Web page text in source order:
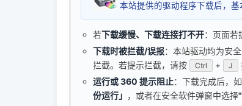
本站提供的驱动程序下载后，
若下载缓慢、下载连接打不开：页面若
下载时被拦截/误报：本站驱动均为安
拦截。若提示拦截，请按
Ctrl + J
运行或 360 提示阻止：下载完成后，
份运行」 ，或者在安全软件弹窗中选择